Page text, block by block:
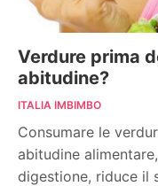
Verdure prima
abitudine?
ITALIA IMBIMBO
Consumare le
abitudine
digestione, riduce il